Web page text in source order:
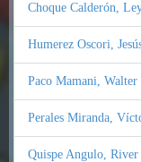
Choque Calderón,
Humerez Oscori,
Paco Mamani, Walter
Perales Miranda,
Quispe Angulo, River